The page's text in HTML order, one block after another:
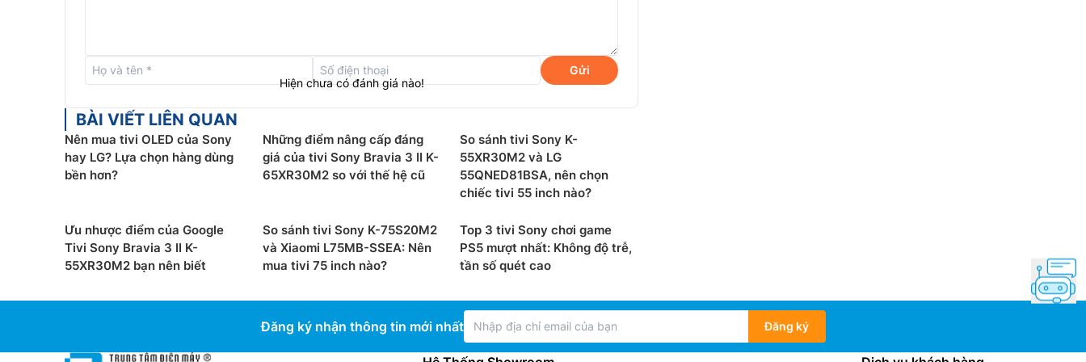
Tivi Sony LED 65 Inch 4K K-65S20M2 được trang bị hệ điều hành Google tivi, bạn có thể
duyệt tìm trong hơn 400.000 bộ phim và tập chương trình truyền hình trên khắp các dịch vụ
truyền hình trực tuyến, tập hợp tại một nơi, sắp xếp theo chủ đề và thể loại dựa trên nội dung
Gửi
Hiện chưa có đánh giá nào!
BÀI VIẾT LIÊN QUAN
Nên mua tivi OLED của Sony
hay LG? Lựa chọn hàng dùng
bền hơn?
Những điểm nâng cấp đáng
giá của tivi Sony Bravia 3 II K-
65XR30M2 so với thế hệ cũ
So sánh tivi Sony K-
55XR30M2 và LG
55QNED81BSA, nên chọn
chiếc tivi 55 inch nào?
Ưu nhược điểm của Google
Tivi Sony Bravia 3 II K-
55XR30M2 bạn nên biết
So sánh tivi Sony K-75S20M2
và Xiaomi L75MB-SSEA: Nên
mua tivi 75 inch nào?
Top 3 tivi Sony chơi game
PS5 mượt nhất: Không độ trễ,
tần số quét cao
Đăng ký nhận thông tin mới nhất Đăng ký